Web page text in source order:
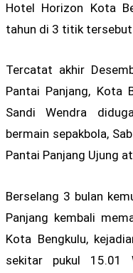
Hotel Horizon Kota
tahun di 3 titik
Tercatat akhir
Pantai Panjang, Kota
Sandi Wendra
bermain sepakbola,
Pantai Panjang Ujung
Berselang 3 bulan
Panjang kembali
Kota Bengkulu,
sekitar pukul 15.01